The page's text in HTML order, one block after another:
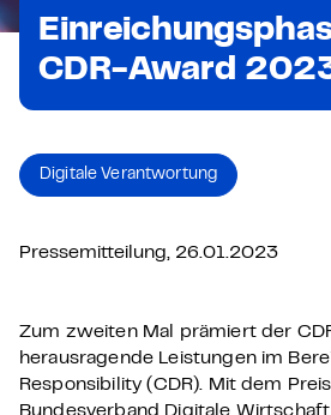
CDR-Award
Digitale Verantwortung
Pressemitteilung, 26.01.2023
Zum zweiten Mal prämiert der
herausragende Leistungen im
Responsibility (CDR). Mit dem
Bundesverband Digitale Wirtschaft